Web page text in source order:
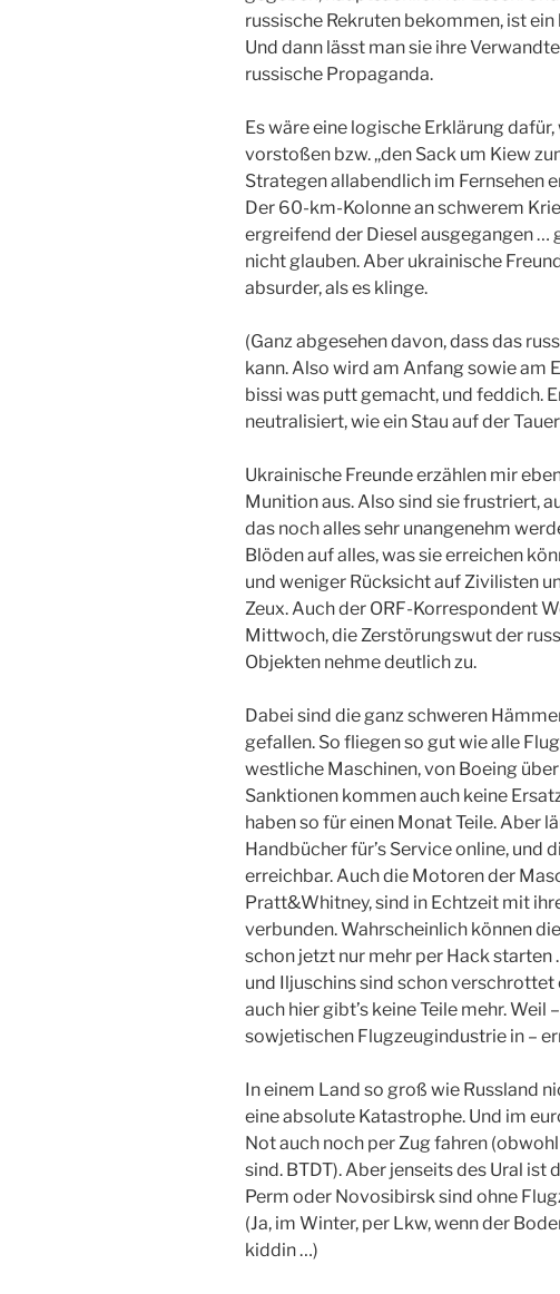
russische Rekruten bekommen, ist ein
Und dann lässt man sie ihre
russische Propaganda.
Es wäre eine logische Erklärung
vorstoßen bzw. ,,den Sack um Kiew
Strategen allabendlich im Fernsehen
Der 60-km-Kolonne an schwerem
ergreifend der Diesel ausgegangen …
nicht glauben. Aber ukrainische
absurder, als es klinge.
(Ganz abgesehen davon, dass das
kann. Also wird am Anfang sowie am
bissi was putt gemacht, und feddich.
neutralisiert, wie ein Stau auf der
Ukrainische Freunde erzählen mir
Munition aus. Also sind sie frustriert,
das noch alles sehr unangenehm
Blöden auf alles, was sie erreichen
und weniger Rücksicht auf Zivilisten
Zeux. Auch der ORF-Korrespondent
Mittwoch, die Zerstörungswut der
Objekten nehme deutlich zu.
Dabei sind die ganz schweren
gefallen. So fliegen so gut wie alle
westliche Maschinen, von Boeing
Sanktionen kommen auch keine
haben so für einen Monat Teile. Aber
Handbücher für’s Service online, und
erreichbar. Auch die Motoren der
Pratt&Whitney, sind in Echtzeit mit
verbunden. Wahrscheinlich können
schon jetzt nur mehr per Hack starten
und Iljuschins sind schon
auch hier gibt’s keine Teile mehr. Weil
sowjetischen Flugzeugindustrie in –
In einem Land so groß wie Russland
eine absolute Katastrophe. Und im
Not auch noch per Zug fahren
sind. BTDT). Aber jenseits des Ural ist
Perm oder Novosibirsk sind ohne
(Ja, im Winter, per Lkw, wenn der
kiddin …)